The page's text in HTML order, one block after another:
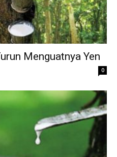
Menguatnya Yen
0